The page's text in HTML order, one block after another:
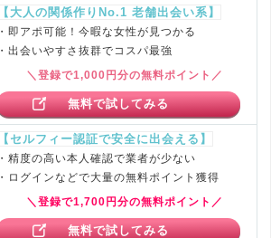
【大人の関係作りNo.1 老舗出会い系】
・即アポ可能！今暇な女性が見つかる
・出会いやすさ抜群でコスパ最強
＼登録で1,000円分の無料ポイント／
無料で試してみる
【セルフィー認証で安全に出会える】
・精度の高い本人確認で業者が少ない
・ログインなどで大量の無料ポイント獲得
＼登録で1,700円分の無料ポイント／
無料で試してみる